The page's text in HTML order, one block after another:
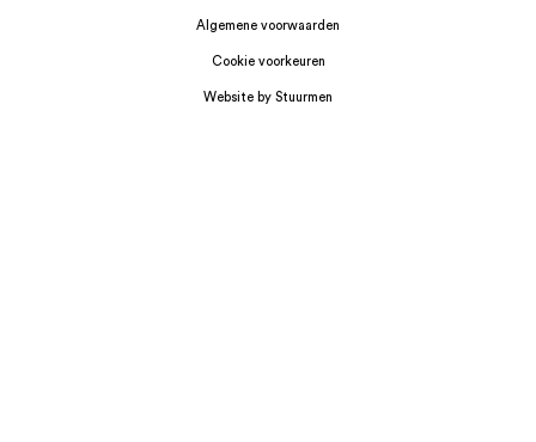
Algemene voorwaarden
Cookie voorkeuren
Website by Stuurmen